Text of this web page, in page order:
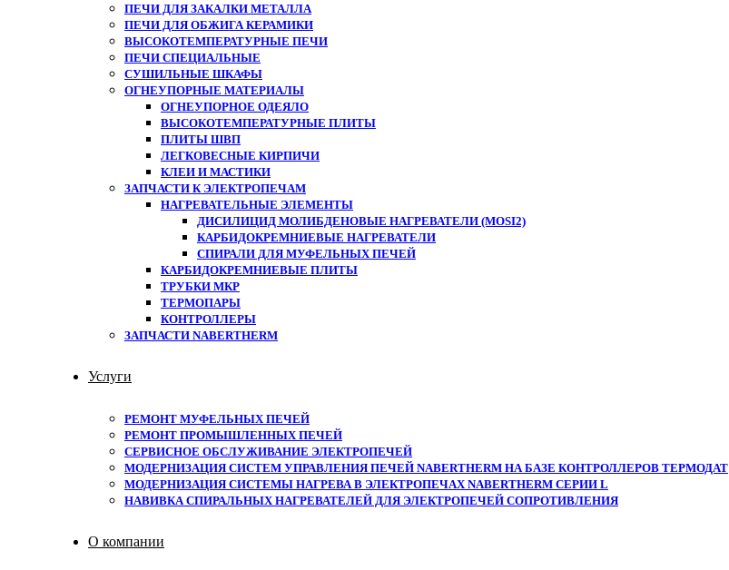
ПЕЧИ ДЛЯ ЗАКАЛКИ МЕТАЛЛА
ПЕЧИ ДЛЯ ОБЖИГА КЕРАМИКИ
ВЫСОКОТЕМПЕРАТУРНЫЕ ПЕЧИ
ПЕЧИ СПЕЦИАЛЬНЫЕ
СУШИЛЬНЫЕ ШКАФЫ
ОГНЕУПОРНЫЕ МАТЕРИАЛЫ
ОГНЕУПОРНОЕ ОДЕЯЛО
ВЫСОКОТЕМПЕРАТУРНЫЕ ПЛИТЫ
ПЛИТЫ ШВП
ЛЕГКОВЕСНЫЕ КИРПИЧИ
КЛЕИ И МАСТИКИ
ЗАПЧАСТИ К ЭЛЕКТРОПЕЧАМ
НАГРЕВАТЕЛЬНЫЕ ЭЛЕМЕНТЫ
ДИСИЛИЦИД МОЛИБДЕНОВЫЕ НАГРЕВАТЕЛИ (MOSI2)
КАРБИДОКРЕМНИЕВЫЕ НАГРЕВАТЕЛИ
СПИРАЛИ ДЛЯ МУФЕЛЬНЫХ ПЕЧЕЙ
КАРБИДОКРЕМНИЕВЫЕ ПЛИТЫ
ТРУБКИ МКР
ТЕРМОПАРЫ
КОНТРОЛЛЕРЫ
ЗАПЧАСТИ NABERTHERM
Услуги
РЕМОНТ МУФЕЛЬНЫХ ПЕЧЕЙ
РЕМОНТ ПРОМЫШЛЕННЫХ ПЕЧЕЙ
СЕРВИСНОЕ ОБСЛУЖИВАНИЕ ЭЛЕКТРОПЕЧЕЙ
МОДЕРНИЗАЦИЯ СИСТЕМ УПРАВЛЕНИЯ ПЕЧЕЙ NABERTHERM НА БАЗЕ КОНТРОЛЛЕРОВ ТЕРМОДАТ
МОДЕРНИЗАЦИЯ СИСТЕМЫ НАГРЕВА В ЭЛЕКТРОПЕЧАХ NABERTHERM СЕРИИ L
НАВИВКА СПИРАЛЬНЫХ НАГРЕВАТЕЛЕЙ ДЛЯ ЭЛЕКТРОПЕЧЕЙ СОПРОТИВЛЕНИЯ
О компании